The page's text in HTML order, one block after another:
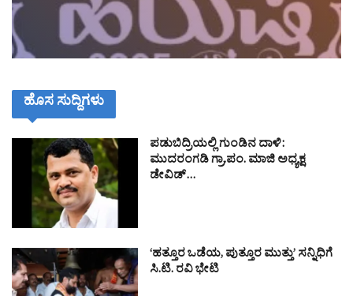
ಹೊಸ ಸುದ್ದಿಗಳು
ಪಡುಬಿದ್ರಿಯಲ್ಲಿ ಗುಂಡಿನ ದಾಳಿ:
ಮುದರಂಗಡಿ ಗ್ರಾ.ಪಂ. ಮಾಜಿ ಅಧ್ಯಕ್ಷ
ಡೇವಿಡ್…
‘ಹತ್ತೂರ ಒಡೆಯ, ಪುತ್ತೂರ ಮುತ್ತು’ ಸನ್ನಿಧಿಗೆ
ಸಿ.ಟಿ. ರವಿ ಭೇಟಿ